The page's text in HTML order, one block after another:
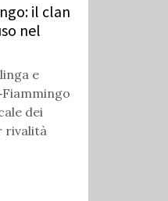
il clan
nel
e
dei
rivalità